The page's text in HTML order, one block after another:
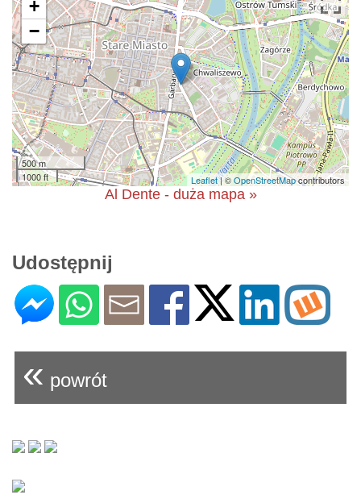
+
−
500 m
1000 ft
Leaflet| ©OpenStreetMapcontributors
Al Dente - duża mapa »
Udostępnij
« powrót